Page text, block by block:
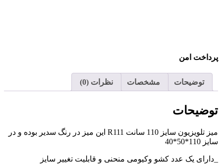
پرداخت امن
توضیحات مشخصات نظرات (0)
توضیحات
میز تلویزیون سایز 110 سانت R111 این میز در رنگ سدیر بوده و در
سایز 110*50*40
_دارای یک عدد کشو وکیومی منحنی و قابلیت تغییر سایز